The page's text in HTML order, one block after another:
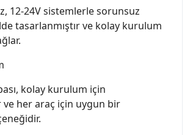
12-24V sistemlerle sorunsuz
tasarlanmıştır ve kolay kurulum
kolay kurulum için
ve her araç için uygun bir